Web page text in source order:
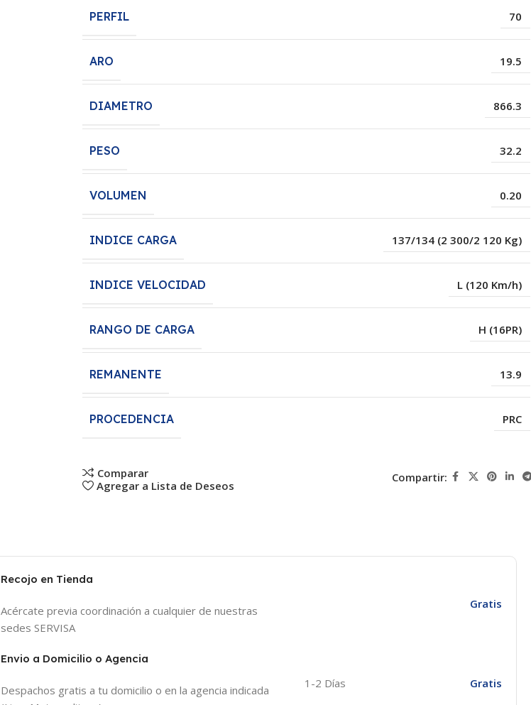
PERFIL 70
ARO 19.5
DIAMETRO 866.3
PESO 32.2
VOLUMEN 0.20
INDICE CARGA 137/134 (2 300/2 120 Kg)
INDICE VELOCIDAD L (120 Km/h)
RANGO DE CARGA H (16PR)
REMANENTE 13.9
PROCEDENCIA PRC
Comparar
Agregar a Lista de Deseos
Compartir:
Recojo en Tienda
Acércate previa coordinación a cualquier de nuestras
sedes SERVISA
Gratis
Envio a Domicilio o Agencia
Despachos gratis a tu domicilio o en la agencia indicada
1-2 Días Gratis